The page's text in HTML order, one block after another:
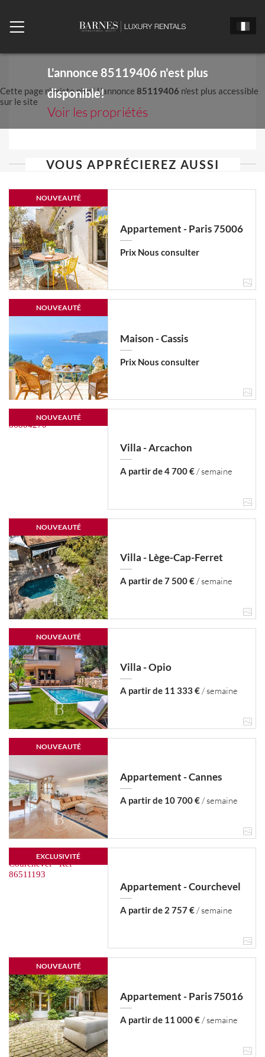
L'annonce 85119406 n'est plus
disponible!
Voir les propriétés
Cette page n'existe plus! L'annonce 85119406 n'est plus accessible
sur le site
VOUS APPRÉCIEREZ AUSSI
NOUVEAUTÉ
Appartement - Paris 75006
Prix Nous consulter
NOUVEAUTÉ
Maison - Cassis
Prix Nous consulter
NOUVEAUTÉ
Villa - Arcachon
A partir de 4 700 €/ semaine
NOUVEAUTÉ
Villa - Lège-Cap-Ferret
A partir de 7 500 €/ semaine
NOUVEAUTÉ
Villa - Opio
A partir de 11 333 €/ semaine
NOUVEAUTÉ
Appartement - Cannes
A partir de 10 700 €/ semaine
EXCLUSIVITÉ
Appartement - Courchevel
A partir de 2 757 €/ semaine
NOUVEAUTÉ
Appartement - Paris 75016
A partir de 11 000 €/ semaine